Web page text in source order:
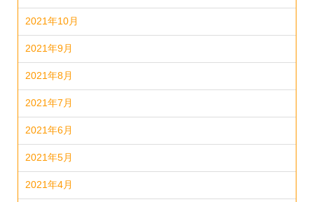
2021年10月
2021年9月
2021年8月
2021年7月
2021年6月
2021年5月
2021年4月